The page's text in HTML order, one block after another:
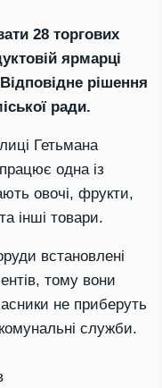
28 торгових
ярмарці
рішення
ради.
Гетьмана
одна із
овочі, фрукти,
інші товари.
встановлені
тому вони
не приберуть
служби.